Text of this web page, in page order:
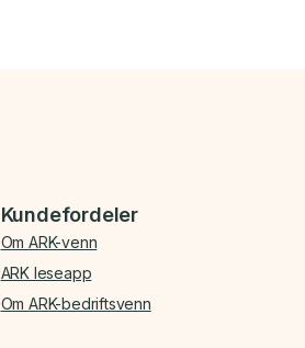
Kundefordeler
Om ARK-venn
ARK leseapp
Om ARK-bedriftsvenn